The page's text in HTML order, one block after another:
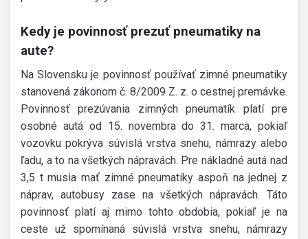
Kedy je povinnosť prezuť pneumatiky na
aute?
Na Slovensku je povinnosť používať zimné pneumatiky
stanovená zákonom č. 8/2009 Z. z. o cestnej premávke.
Povinnosť prezúvania zimných pneumatík platí pre
osobné autá od 15. novembra do 31. marca, pokiaľ
vozovku pokrýva súvislá vrstva snehu, námrazy alebo
ľadu, a to na všetkých nápravách. Pre nákladné autá nad
3,5 t musia mať zimné pneumatiky aspoň na jednej z
náprav, autobusy zase na všetkých nápravách. Táto
povinnosť platí aj mimo tohto obdobia, pokiaľ je na
ceste už spomínaná súvislá vrstva snehu, námrazy